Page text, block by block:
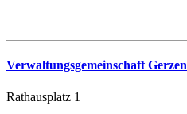
Verwaltungsgemeinschaft Gerzen
Rathausplatz 1